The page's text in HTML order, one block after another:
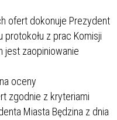
ofert dokonuje Prezydent
protokołu z prac Komisji
jest zaopiniowanie
oceny
zgodnie z kryteriami
Miasta Będzina z dnia